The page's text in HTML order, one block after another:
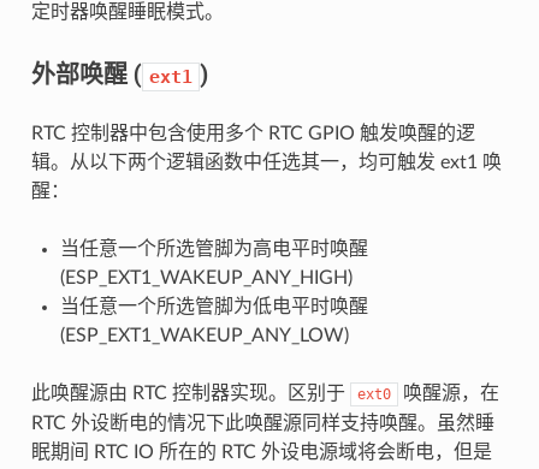
定时器唤醒睡眠模式。
外部唤醒 ( ext1 )
RTC 控制器中包含使用多个 RTC GPIO 触发唤醒的逻
辑。从以下两个逻辑函数中任选其一，均可触发 ext1 唤
醒：
当任意一个所选管脚为高电平时唤醒
(ESP_EXT1_WAKEUP_ANY_HIGH)
当任意一个所选管脚为低电平时唤醒
(ESP_EXT1_WAKEUP_ANY_LOW)
此唤醒源由 RTC 控制器实现。区别于 ext0
唤醒源，在
RTC 外设断电的情况下此唤醒源同样支持唤醒。虽然睡
眠期间 RTC IO 所在的 RTC 外设电源域将会断电，但是